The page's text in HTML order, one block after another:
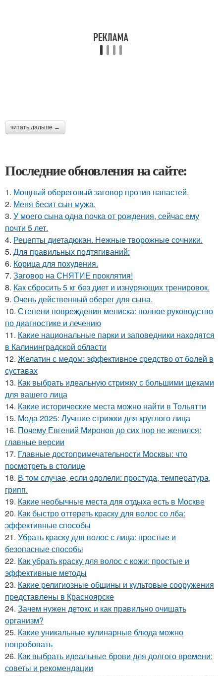
читать дальше →
Последние обновления на сайте:
1. Мощный обереговый заговор против напастей.
2. Меня бесит сын мужа.
3. У моего сына одна почка от рождения, сейчас ему
почти 5 лет.
4. Рецепты диетадюкан. Нежные творожные сочники.
5. Для правильных подтягиваний:
6. Корица для похудения.
7. Заговор на СНЯТИЕ проклятия!
8. Как сбросить 5 кг без диет и изнуряющих тренировок.
9. Очень действенный оберег для сына.
10. Степени повреждения мениска: полное руководство
по диагностике и лечению
11. Какие национальные парки и заповедники находятся
в Калининградской области
12. Желатин с медом: эффективное средство от болей в
суставах
13. Как выбрать идеальную стрижку с большими щеками
для вашего лица
14. Какие исторические места можно найти в Тольятти
15. Мода 2025: Лучшие стрижки для круглого лица
16. Почему Евгений Миронов до сих пор не женился:
главные версии
17. Главные достопримечательности Москвы: что
посмотреть в столице
18. В том случае, если одолели: простуда, температура,
грипп.
19. Какие необычные места для отдыха есть в Москве
20. Как быстро оттереть краску для волос со лба:
эффективные способы
21. Убрать краску для волос с лица: простые и
безопасные способы
22. Как убрать краску для волос с кожи: простые и
эффективные методы
23. Какие религиозные общины и культовые сооружения
представлены в Красноярске
24. Зачем нужен детокс и как правильно очищать
организм?
25. Какие уникальные кулинарные блюда можно
попробовать
26. Как выбрать идеальные брови для долгого времени:
советы и рекомендации